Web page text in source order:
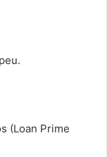
(Loan Prime